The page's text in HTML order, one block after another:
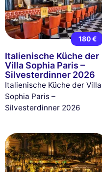
180 €
Italienische Küche der
Villa Sophia Paris –
Silvesterdinner 2026
Italienische Küche der Villa
Sophia Paris –
Silvesterdinner 2026